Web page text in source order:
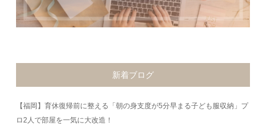
新着ブログ
【福岡】育休復帰前に整える「朝の身支度が5分早まる子ども服収納」プ
ロ2人で部屋を一気に大改造！